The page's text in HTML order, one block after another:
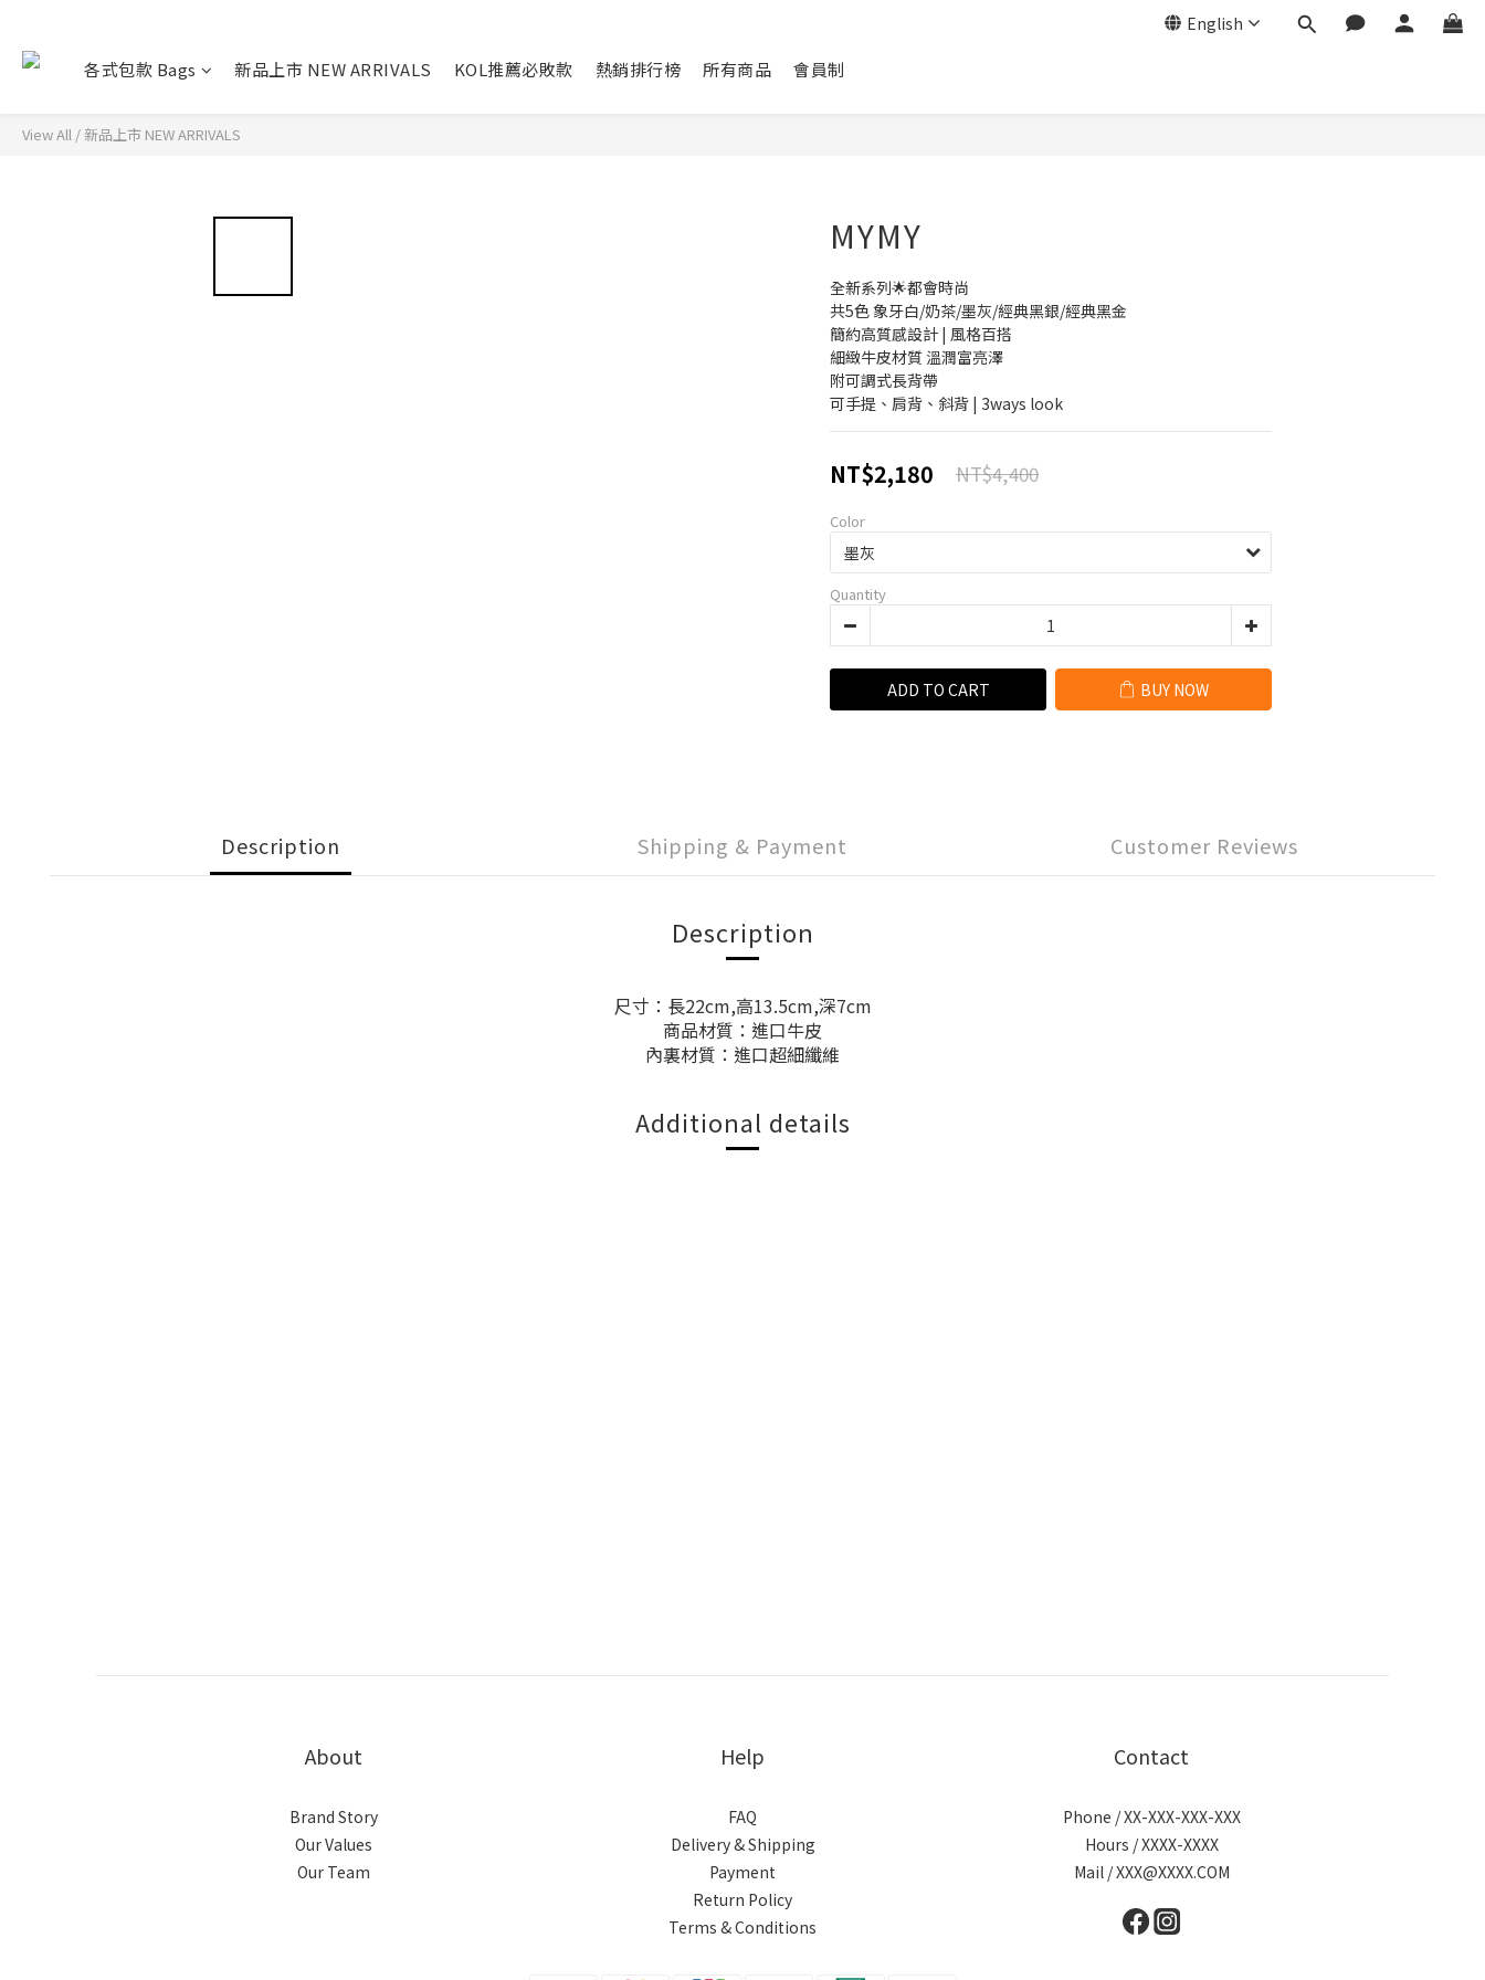
English
各式包款 Bags 新品上市 NEW ARRIVALS KOL推薦必敗款 熱銷排行榜 所有商品 會員制
View All /新品上市 NEW ARRIVALS
MYMY
全新系列🌟都會時尚
共5色 象牙白/奶茶/墨灰/經典黑銀/經典黑金
簡約高質感設計 | 風格百搭
細緻牛皮材質 溫潤富亮澤
附可調式長背帶
可手提、肩背、斜背 | 3ways look
NT$2,180 NT$4,400
Color
Quantity
ADD TO CART BUY NOW
Description Shipping & Payment Customer Reviews
Description
尺寸：長22cm,高13.5cm,深7cm
商品材質：進口牛皮
內裏材質：進口超細纖維
Additional details
About
Brand Story
Our Values
Our Team
Help
FAQ
Delivery & Shipping
Payment
Return Policy
Terms & Conditions
Contact
Phone / XX-XXX-XXX-XXX
Hours / XXXX-XXXX
Mail / XXX@XXXX.COM